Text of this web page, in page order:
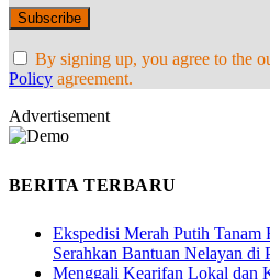
By signing up, you agree to the
Policy agreement.
Advertisement
BERITA TERBARU
Ekspedisi Merah Putih Tanam
Serahkan Bantuan Nelayan di
Menggali Kearifan Lokal dan